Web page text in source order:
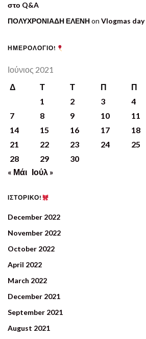
στο Q&A
ΠΟΛΥΧΡΟΝΙΑΔΗ ΕΛΕΝΗon Vlogmas
ΗΜΕΡΟΛΟΓΙΟ!
Ιούνιος 2021
Δ
Τ Τ Π Π
1
2 3 4
7
8 9 10 11
14
15 16 17 18
21
22 23 24 25
28
29
30
« Μάι Ιούλ »
ΙΣΤΟΡΙΚΟ!
December 2022
November 2022
October 2022
April 2022
March 2022
December 2021
September 2021
August 2021